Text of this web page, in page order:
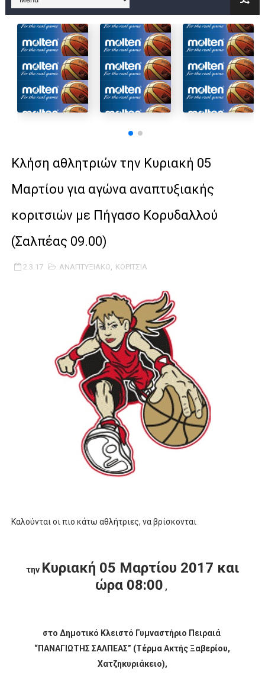
B ΕΦΗΒΩΝ F4 : Χάλκινο το Πέρα 71-56 την Δραπετσώνα στον
Στην National League 2 ο Μανδραϊκός 83-72 τον Εθνικό
Live streaming ΜΠΑΡΑΖ ΑΝΟΔΟΥ ΣΤΗΝ NL 2 : ΑΥΡΙΟ
Β΄ ΕΦΗΒΩΝ F4 : Εντυπωσιακός ο Ρέντης στον τελικό 104-77
Ο δρόμος για τον 29ο τελικό κυπέλλου ανδρών ΕΣΚΑΝΑ
U21: Τεράστια πρόκριση για τον Πανελευσινιακό στον
Γ΄ανδρών play offs : "Σκληρό" καρύδι η Φιλία Περάματος
Play off B εφήβων Β φάση Στο f4 ΑΕ Ρέντη, Πέρα , Ερμής
Κλήση αθλητριών την Κυριακή 05
Μαρτίου για αγώνα αναπτυξιακής
κοριτσιών με Πήγασο Κορυδαλλού
(Σαλπέας 09.00)
2.3.17 ΑΝΑΠΤΥΞΙΑΚΟ, ΚΟΡΙΤΣΙΑ
Καλούνται οι πιο κάτω αθλήτριες, να βρίσκονται
την Κυριακή 05 Μαρτίου 2017 και
ώρα 08:00 ,
στο Δημοτικό Κλειστό Γυμναστήριο Πειραιά
“ΠΑΝΑΓΙΩΤΗΣ ΣΑΛΠΕΑΣ” (Τέρμα Ακτής Ξαβερίου,
Χατζηκυριάκειο),